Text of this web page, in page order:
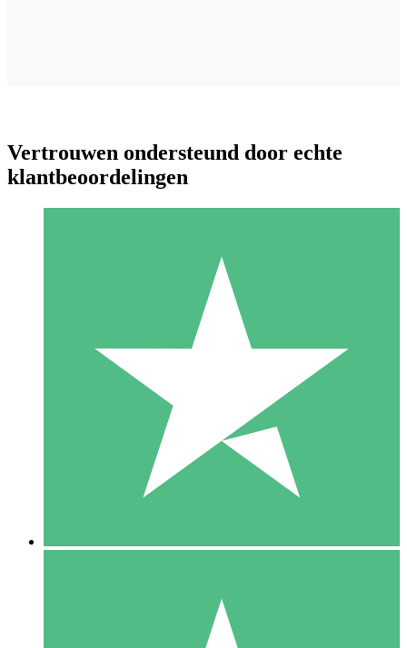
Individuele Creditpakketten
Betaal per gebruik met downloadtegoeden. Geen maandelijkse
1000
10 Downloaden
20 00
Vertrouwen ondersteund door echte
klantbeoordelingen